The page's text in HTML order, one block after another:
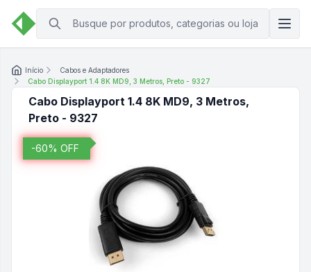
Início
Cabos e Adaptadores
Cabo Displayport 1.4 8K MD9, 3 Metros, Preto - 9327
Cabo Displayport 1.4 8K MD9, 3 Metros,
Preto - 9327
-60% OFF